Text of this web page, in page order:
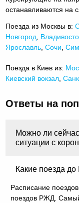
останавливаются на
Поезда из Москвы в:
Новгород
Ярославль ,Сочи ,
Поезда в Киев из:
Киевский вокзал ,
Ответы на
Можно ли
ситуации с
Какие поезда
Расписание
поездов РЖД.